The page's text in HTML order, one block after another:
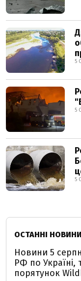
5
5
5
ОСТАННІ НОВИНИ
Новини 5
РФ по Україні,
порятунок